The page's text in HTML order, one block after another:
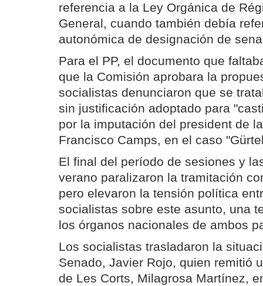
referencia a la Ley Orgánica de
General, cuando también debía
autonómica de designación de
Para el PP, el documento que
que la Comisión aprobara la
socialistas denunciaron que se
sin justificación adoptado para
por la imputación del president de
Francisco Camps, en el caso
El final del período de sesiones y
verano paralizaron la tramitación
pero elevaron la tensión política
socialistas sobre este asunto, una
los órganos nacionales de ambos
Los socialistas trasladaron la
Senado, Javier Rojo, quien remitió
de Les Corts, Milagrosa Martínez,